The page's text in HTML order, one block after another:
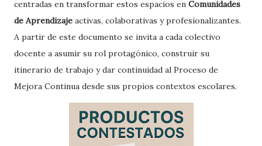
centradas en transformar estos espacios en Comunidades
de Aprendizaje activas, colaborativas y profesionalizantes.
A partir de este documento se invita a cada colectivo
docente a asumir su rol protagónico, construir su
itinerario de trabajo y dar continuidad al Proceso de
Mejora Continua desde sus propios contextos escolares.